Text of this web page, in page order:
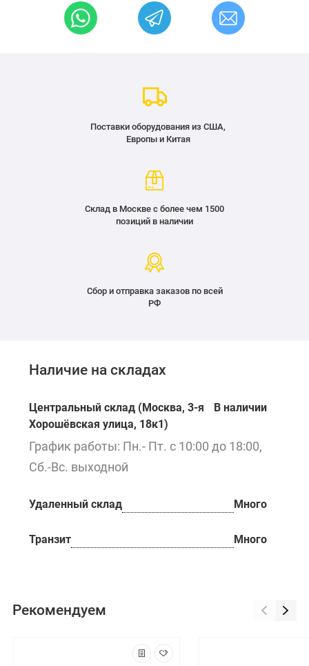
Поставки оборудования из США,
Европы и Китая
Склад в Москве с более чем 1500
позиций в наличии
Сбор и отправка заказов по всей
РФ
Наличие на складах
Центральный склад (Москва, 3-я
Хорошёвская улица, 18к1)
В наличии
График работы: Пн.- Пт. с 10:00 до 18:00,
Сб.-Вс. выходной
Удаленный склад Много
Транзит Много
Рекомендуем